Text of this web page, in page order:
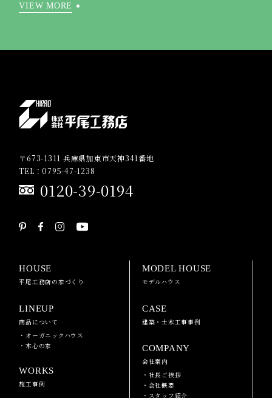
VIEW MORE
〒673-1311 兵庫県加東市天神341番地
TEL：0795-47-1238
0120-39-0194
HOUSE
平尾工務店の家づくり
LINEUP
商品について
・オーガニックハウス
・木心の家
WORKS
施工事例
MODEL HOUSE
モデルハウス
CASE
建築・土木工事事例
COMPANY
会社案内
・社長ご挨拶
・会社概要
・スタッフ紹介